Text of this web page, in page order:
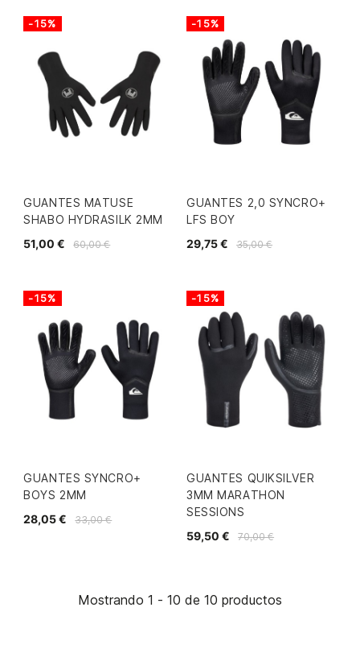
GUANTES MATUSE
SHABO HYDRASILK 2MM
60,00 €
51,00 €
-15%
GUANTES 2,0 SYNCRO+
LFS BOY
35,00 €
29,75 €
-15%
GUANTES SYNCRO+
BOYS 2MM
33,00 €
28,05 €
-15%
GUANTES QUIKSILVER
3MM MARATHON
SESSIONS
70,00 €
59,50 €
-15%
Mostrando 1 - 10 de 10 productos